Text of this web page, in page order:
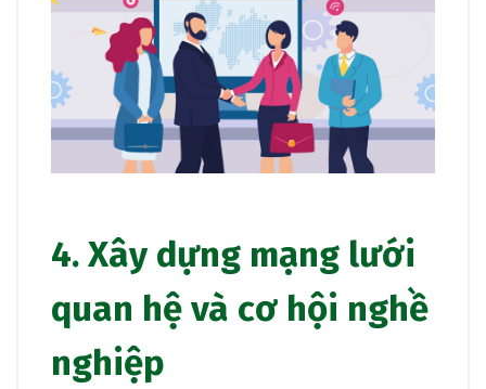
4. Xây dựng mạng lưới
quan hệ và cơ hội nghề
nghiệp